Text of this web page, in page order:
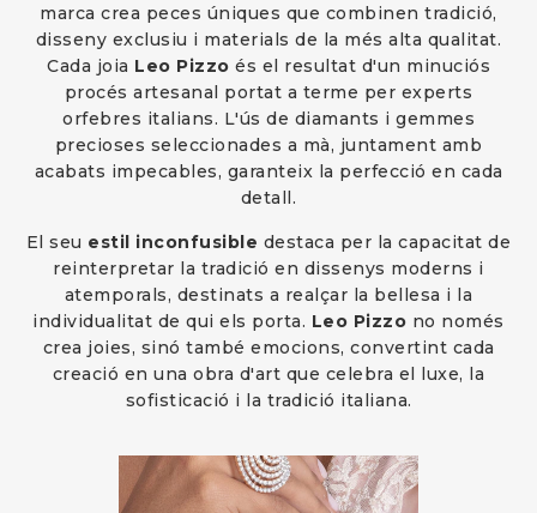
marca crea peces úniques que combinen tradició,
disseny exclusiu i materials de la més alta qualitat.
Cada joia Leo Pizzo és el resultat d'un minuciós
procés artesanal portat a terme per experts
orfebres italians. L'ús de diamants i gemmes
precioses seleccionades a mà, juntament amb
acabats impecables, garanteix la perfecció en cada
detall.
El seu estil inconfusible destaca per la capacitat de
reinterpretar la tradició en dissenys moderns i
atemporals, destinats a realçar la bellesa i la
individualitat de qui els porta. Leo Pizzo no només
crea joies, sinó també emocions, convertint cada
creació en una obra d'art que celebra el luxe, la
sofisticació i la tradició italiana.